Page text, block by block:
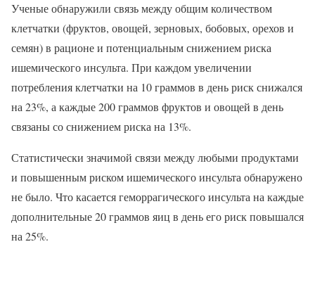
Ученые обнаружили связь между общим количеством
клетчатки (фруктов, овощей, зерновых, бобовых, орехов и
семян) в рационе и потенциальным снижением риска
ишемического инсульта. При каждом увеличении
потребления клетчатки на 10 граммов в день риск снижался
на 23%, а каждые 200 граммов фруктов и овощей в день
связаны со снижением риска на 13%.
Статистически значимой связи между любыми продуктами
и повышенным риском ишемического инсульта обнаружено
не было. Что касается геморрагического инсульта на каждые
дополнительные 20 граммов яиц в день его риск повышался
на 25%.